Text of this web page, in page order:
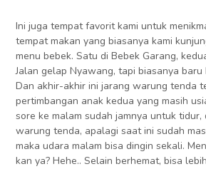
Ini juga tempat favorit kami untuk
tempat makan yang biasanya kami
menu bebek. Satu di Bebek Garang,
Jalan gelap Nyawang, tapi biasanya baru
Dan akhir-akhir ini jarang warung tenda
pertimbangan anak kedua yang masih
sore ke malam sudah jamnya untuk tidur,
warung tenda, apalagi saat ini sudah
maka udara malam bisa dingin sekali.
kan ya? Hehe.. Selain berhemat, bisa